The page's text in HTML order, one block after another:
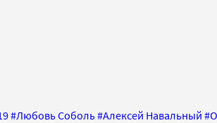
#Любовь Соболь#Алексей Навальный #